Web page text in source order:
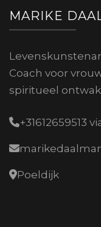
MARIKE
Coach voor
spiritueel
+31612659513
Poeldijk